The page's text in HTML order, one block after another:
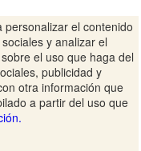
personalizar el contenido
y analizar el
el uso que haga del
publicidad y
otra información que
a partir del uso que